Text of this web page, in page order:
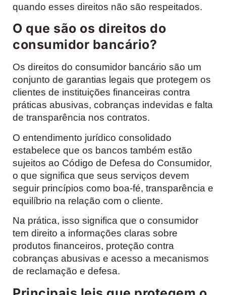
quando esses direitos não são respeitados.
O que são os direitos do
consumidor bancário?
Os direitos do consumidor bancário são um
conjunto de garantias legais que protegem os
clientes de instituições financeiras contra
práticas abusivas, cobranças indevidas e falta
de transparência nos contratos.
O entendimento jurídico consolidado
estabelece que os bancos também estão
sujeitos ao Código de Defesa do Consumidor,
o que significa que seus serviços devem
seguir princípios como boa-fé, transparência e
equilíbrio na relação com o cliente.
Na prática, isso significa que o consumidor
tem direito a informações claras sobre
produtos financeiros, proteção contra
cobranças abusivas e acesso a mecanismos
de reclamação e defesa.